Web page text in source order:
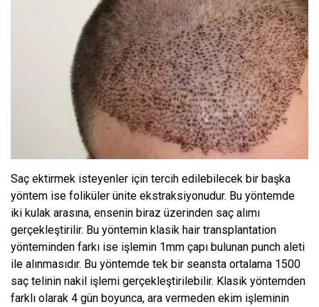
Saç ektirmek isteyenler için tercih edilebilecek bir başka
yöntem ise foliküler ünite ekstraksiyonudur. Bu yöntemde
iki kulak arasına, ensenin biraz üzerinden saç alımı
gerçekleştirilir. Bu yöntemin klasik hair transplantation
yönteminden farkı ise işlemin 1mm çapı bulunan punch aleti
ile alınmasıdır. Bu yöntemde tek bir seansta ortalama 1500
saç telinin nakil işlemi gerçekleştirilebilir. Klasik yöntemden
farklı olarak 4 gün boyunca, ara vermeden ekim işleminin